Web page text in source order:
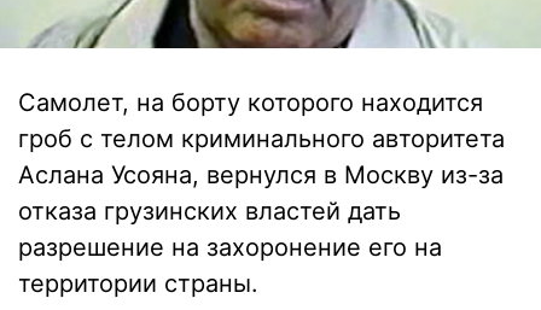
Самолет, на борту которого находится
гроб с телом криминального авторитета
Аслана Усояна, вернулся в Москву из-за
отказа грузинских властей дать
разрешение на захоронение его на
территории страны.